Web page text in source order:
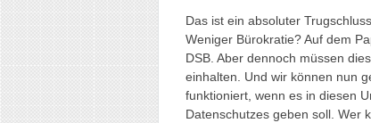
Das ist ein absoluter
Weniger Bürokratie? Auf dem
DSB. Aber dennoch müssen
einhalten. Und wir können nun
funktioniert, wenn es in diesen
Datenschutzes geben soll. Wer